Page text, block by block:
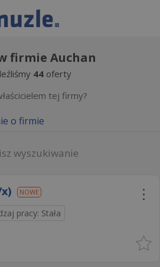
firmie Auchan
44 oferty
tej firmy?
o firmie
wyszukiwanie
NOWE
pracy: Stała